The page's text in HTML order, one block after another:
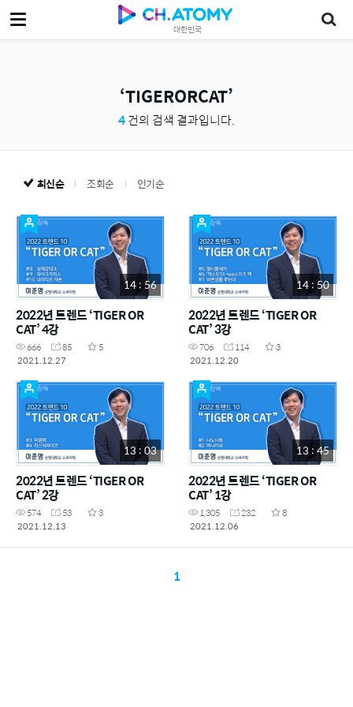
대한민국
TIGERORCAT
4건의 검색 결과입니다.
최신순 조회순 인기순
14 : 56
2022년 트렌드 ‘TIGER OR
CAT’ 4강
666 85
5
2021.12.27
14 : 50
2022년 트렌드 ‘TIGER OR
CAT’ 3강
706 114
3
2021.12.20
13 : 03
2022년 트렌드 ‘TIGER OR
CAT’ 2강
574 53
3
2021.12.13
13 : 45
2022년 트렌드 ‘TIGER OR
CAT’ 1강
1,305 232
8
2021.12.06
1